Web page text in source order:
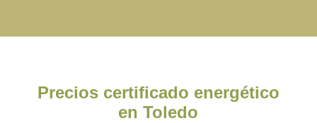
Precios certificado energético
en Toledo